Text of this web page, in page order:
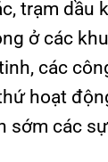
trạm dầu
ở các
các
hoạt
sớm các